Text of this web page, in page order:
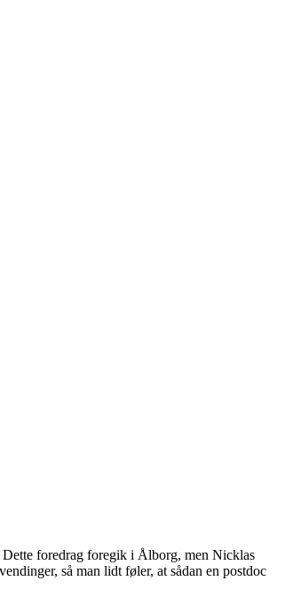
Dette foredrag foregik i Ålborg, men Nicklas
så man lidt føler, at sådan en postdoc